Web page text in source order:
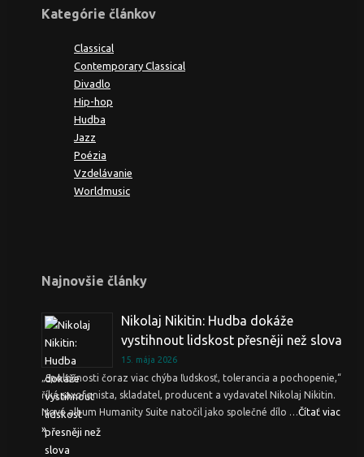
Kategórie článkov
Classical
Contemporary Classical
Divadlo
Hip-hop
Hudba
Jazz
Poézia
Vzdelávanie
Worldmusic
Najnovšie články
Nikolaj Nikitin: Hudba dokáže
vystihnout lidskost přesněji než slova
15. mája 2026
„Spoločnosti čoraz viac chýba ľudskosť, tolerancia a pochopenie,“
říká saxofonista, skladatel, producent a vydavatel Nikolaj Nikitin.
Nové album Humanity Suite natočil jako společné dílo … Čítať viac
»